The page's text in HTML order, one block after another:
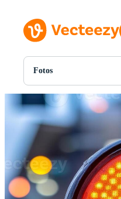
Fotos
Alle Bilder
PNGs
PSDs
Vektoren
Videos
Motion Graphics
Redaktionelle Bilder